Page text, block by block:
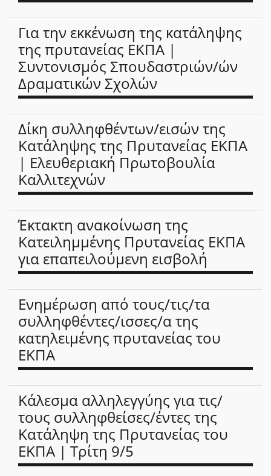
Για την εκκένωση της κατάληψης
της πρυτανείας ΕΚΠΑ |
Συντονισμός Σπουδαστριών/ών
Δραματικών Σχολών
Δίκη συλληφθέντων/εισών της
Κατάληψης της Πρυτανείας ΕΚΠΑ
| Ελευθεριακή Πρωτοβουλία
Καλλιτεχνών
Έκτακτη ανακοίνωση της
Κατειλημμένης Πρυτανείας ΕΚΠΑ
για επαπειλούμενη εισβολή
Ενημέρωση από τους/τις/τα
συλληφθέντες/ισσες/α της
κατηλειμένης πρυτανείας του
ΕΚΠΑ
Κάλεσμα αλληλεγγύης για τις/
τους συλληφθείσες/έντες της
Κατάληψη της Πρυτανείας του
ΕΚΠΑ | Τρίτη 9/5